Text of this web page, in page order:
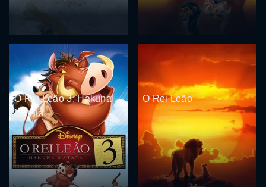
O Rei Leão 3: Hakuna
Matata
O Rei Leão